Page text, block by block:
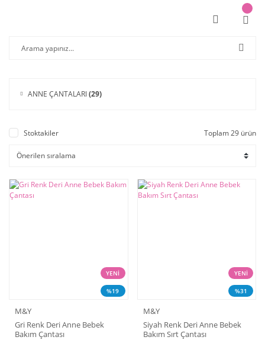
ANNE ÇANTALARI(29)
Stoktakiler Toplam 29 ürün
YENİ
%19
M&Y
Gri Renk Deri Anne Bebek
Bakım Çantası
YENİ
%31
M&Y
Siyah Renk Deri Anne Bebek
Bakım Sırt Çantası